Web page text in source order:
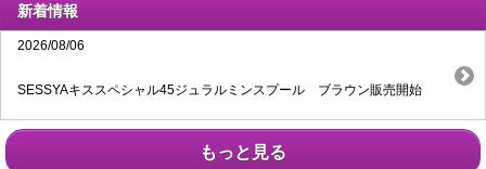
新着情報
2026/08/06
SESSYAキススペシャル45ジュラルミンスプール ブラウン販売開始
もっと見る